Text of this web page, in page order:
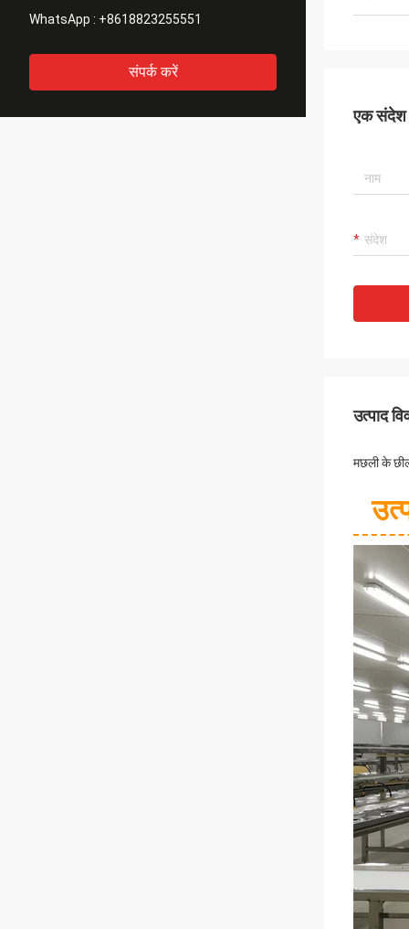
WhatsApp : +8618823255551
संपर्क करें
एक संदेश
उत्पाद
मछली के